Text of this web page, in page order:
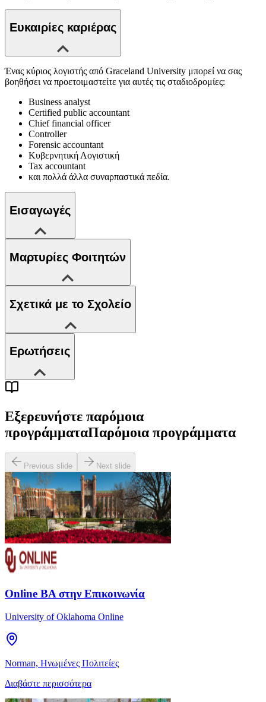
Ευκαιρίες καριέρας
Ένας κύριος λογιστής από Graceland University μπορεί να σας
βοηθήσει να προετοιμαστείτε για αυτές τις σταδιοδρομίες:
Business analyst
Certified public accountant
Chief financial officer
Controller
Forensic accountant
Κυβερνητική Λογιστική
Tax accountant
και πολλά άλλα συναρπαστικά πεδία.
Εισαγωγές
Μαρτυρίες Φοιτητών
Σχετικά με το Σχολείο
Ερωτήσεις
Εξερευνήστε παρόμοια
προγράμματαΠαρόμοια προγράμματα
Previous slide Next slide
Online BA στην Επικοινωνία
University of Oklahoma Online
Norman, Ηνωμένες Πολιτείες
Διαβάστε περισσότερα